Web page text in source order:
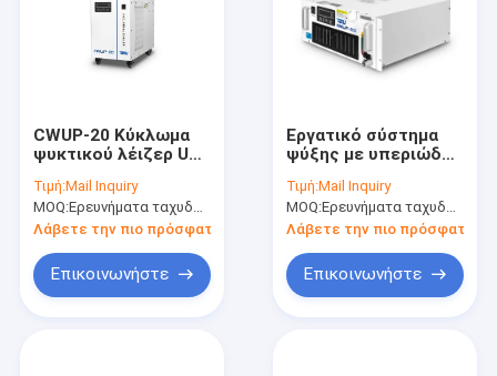
CWUP-20 Κύκλωμα
ψυκτικού λέιζερ UV
νερού ± 0,1°C
Σταθερότητα
Επικοινωνία RS485
Τιμή:Mail Inquiry
MOQ:Ερευνήματα ταχυδρομείου
Λάβετε την πιο πρόσφατη τιμή
Επικοινωνήστε
Εργατικό σύστημα
ψύξης με υπεριώδες
Εσωτερικός ψύκτης
νερού RMUP-300
Τιμή:Mail Inquiry
MOQ:Ερευνήματα ταχυδρομείου
Λάβετε την πιο πρόσφατη
Επικοινωνήστε